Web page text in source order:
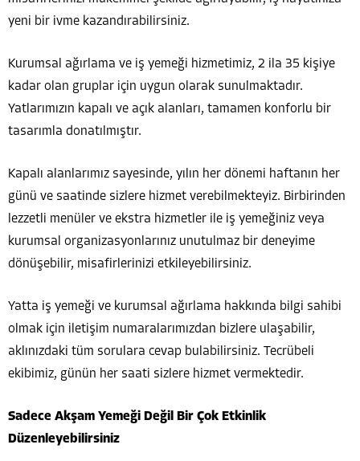
yeni bir ivme kazandırabilirsiniz.
Kurumsal ağırlama ve iş yemeği hizmetimiz, 2 ila 35 kişiye
kadar olan gruplar için uygun olarak sunulmaktadır.
Yatlarımızın kapalı ve açık alanları, tamamen konforlu bir
tasarımla donatılmıştır.
Kapalı alanlarımız sayesinde, yılın her dönemi haftanın her
günü ve saatinde sizlere hizmet verebilmekteyiz. Birbirinden
lezzetli menüler ve ekstra hizmetler ile iş yemeğiniz veya
kurumsal organizasyonlarınız unutulmaz bir deneyime
dönüşebilir, misafirlerinizi etkileyebilirsiniz.
Yatta iş yemeği ve kurumsal ağırlama hakkında bilgi sahibi
olmak için iletişim numaralarımızdan bizlere ulaşabilir,
aklınızdaki tüm sorulara cevap bulabilirsiniz. Tecrübeli
ekibimiz, günün her saati sizlere hizmet vermektedir.
Sadece Akşam Yemeği Değil Bir Çok Etkinlik
Düzenleyebilirsiniz